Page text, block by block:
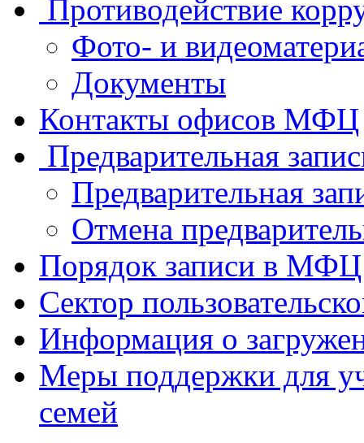
Противодействие
Фото- и
Документы
Контакты офисов МФЦ
Предварительная
Предварительная
Отмена
Порядок записи в МФЦ
Сектор
Информация о
Меры поддержки для
семей